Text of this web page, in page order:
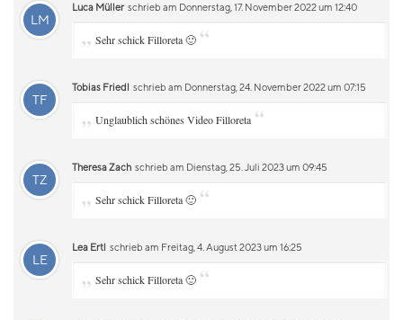
LM
Luca Müller schrieb am Donnerstag, 17. November 2022 um 12:40
„ Sehr schick Filloreta 🙂 “
TF
Tobias Friedl schrieb am Donnerstag, 24. November 2022 um 07:15
„ Unglaublich schönes Video Filloreta “
TZ
Theresa Zach schrieb am Dienstag, 25. Juli 2023 um 09:45
„ Sehr schick Filloreta 🙂 “
LE
Lea Ertl schrieb am Freitag, 4. August 2023 um 16:25
„ Sehr schick Filloreta 🙂 “